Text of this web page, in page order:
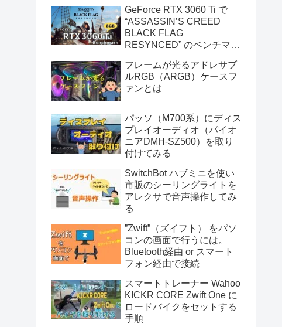
GeForce RTX 3060 Ti で
“ASSASSIN’S CREED
BLACK FLAG
RESYNCED” のベンチマー
フレームが光るアドレサブ
ルRGB（ARGB）ケースフ
ァンとは
パッソ（M700系）にディス
プレイオーディオ（パイオ
ニアDMH-SZ500）を取り
付けてみる
SwitchBot ハブミニを使い
市販のシーリングライトを
アレクサで音声操作してみ
る
”Zwift”（ズイフト） をパソ
コンの画面で行うには。
Bluetooth経由 or スマート
フォン経由で接続
スマートトレーナー Wahoo
KICKR CORE Zwift One に
ロードバイクをセットする
手順